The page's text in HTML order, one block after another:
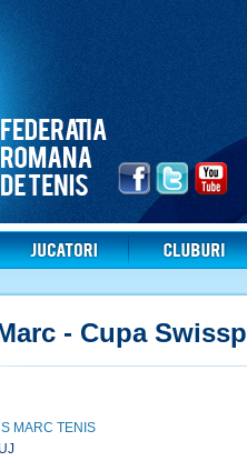
- Cupa
MARC TENIS